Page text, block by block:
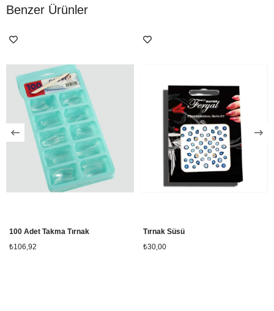
Benzer Ürünler
100 Adet Takma Tırnak
₺106,92
Tırnak Süsü
₺30,00